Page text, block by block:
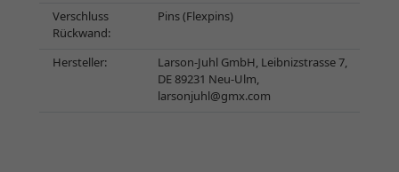
Verschluss
Rückwand:
Pins (Flexpins)
Hersteller:
Larson-Juhl GmbH, Leibnizstrasse 7,
DE 89231 Neu-Ulm,
larsonjuhl@gmx.com